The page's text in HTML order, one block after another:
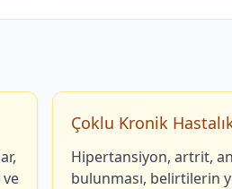
Çoklu Kronik
Hipertansiyon, artrit,
bulunması, belirtilerin